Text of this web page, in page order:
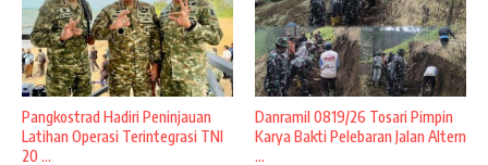
Pangkostrad Hadiri Peninjauan
Latihan Operasi Terintegrasi TNI
20 ...
Danramil 0819/26 Tosari Pimpin
Karya Bakti Pelebaran Jalan Altern
...